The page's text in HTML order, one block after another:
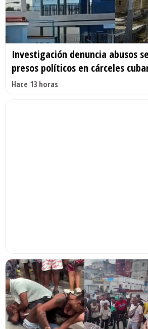
Investigación denuncia abusos
presos políticos en cárceles
Hace 13 horas